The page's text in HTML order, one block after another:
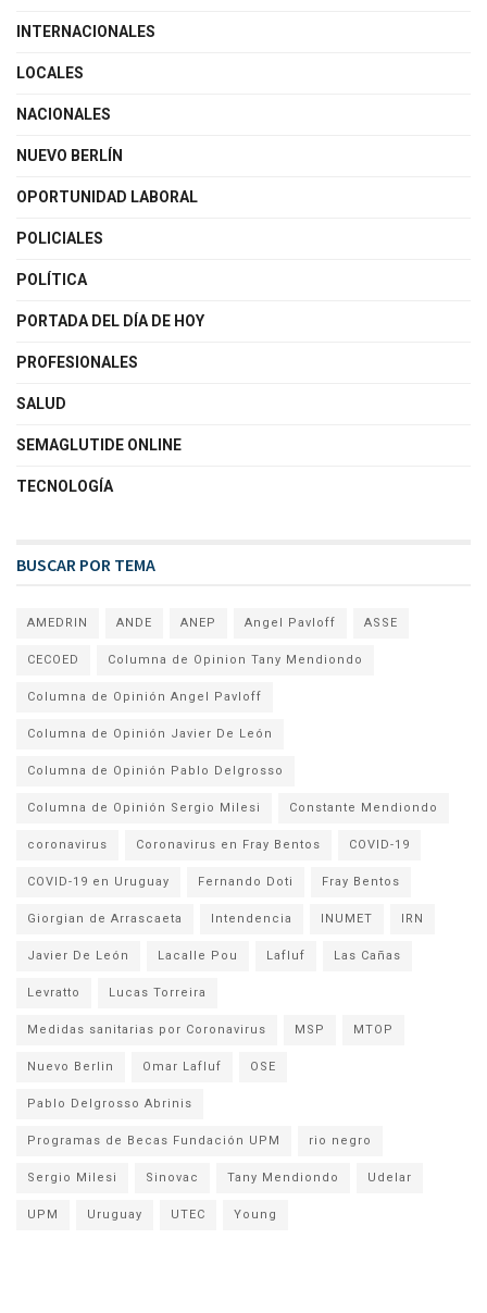
INTERNACIONALES
LOCALES
NACIONALES
NUEVO BERLÍN
OPORTUNIDAD LABORAL
POLICIALES
POLÍTICA
PORTADA DEL DÍA DE HOY
PROFESIONALES
SALUD
SEMAGLUTIDE ONLINE
TECNOLOGÍA
BUSCAR POR TEMA
AMEDRIN ANDE ANEP Angel Pavloff ASSE
CECOED Columna de Opinion Tany Mendiondo
Columna de Opinión Angel Pavloff
Columna de Opinión Javier De León
Columna de Opinión Pablo Delgrosso
Columna de Opinión Sergio Milesi Constante Mendiondo
coronavirus Coronavirus en Fray Bentos COVID-19
COVID-19 en Uruguay Fernando Doti Fray Bentos
Giorgian de Arrascaeta Intendencia INUMET IRN
Javier De León Lacalle Pou Lafluf Las Cañas
Levratto Lucas Torreira
Medidas sanitarias por Coronavirus MSP MTOP
Nuevo Berlin Omar Lafluf OSE
Pablo Delgrosso Abrinis
Programas de Becas Fundación UPM rio negro
Sergio Milesi Sinovac Tany Mendiondo Udelar
UPM Uruguay UTEC Young